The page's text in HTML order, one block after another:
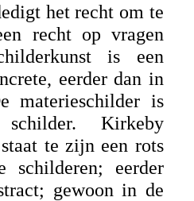
het recht om te
recht op vragen
is een
eerder dan in
materieschilder is
Kirkeby
te zijn een rots
schilderen; eerder
gewoon in de